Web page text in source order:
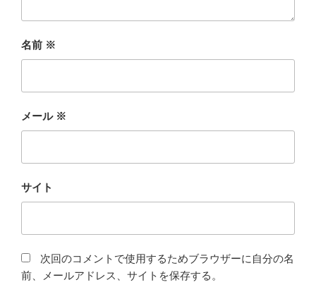
名前 ※
メール ※
サイト
次回のコメントで使用するためブラウザーに自分の名
前、メールアドレス、サイトを保存する。